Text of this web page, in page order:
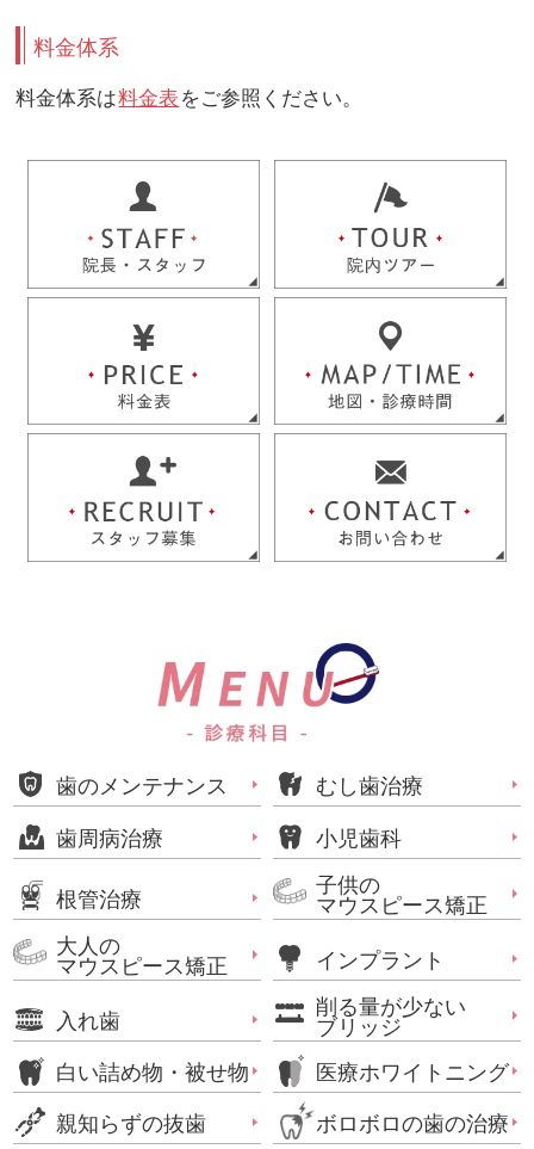
料金体系
料金体系は料金表をご参照ください。
歯のメンテナンス
むし歯治療
歯周病治療
小児歯科
根管治療
子供の
マウスピース矯正
大人の
マウスピース矯正
インプラント
入れ歯
削る量が少ない
ブリッジ
白い詰め物・被せ物
医療ホワイトニング
親知らずの抜歯
ボロボロの歯の治療